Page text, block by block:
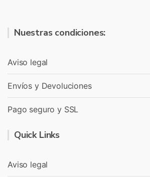
Nuestras condiciones:
Aviso legal
Envíos y Devoluciones
Pago seguro y SSL
Quick Links
Aviso legal